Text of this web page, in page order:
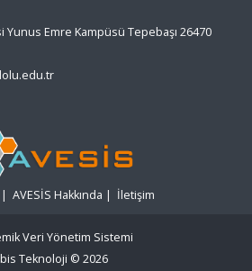
Emre Kampüsü Tepebaşı 26470
| AVESİS Hakkında | İletişim
Veri Yönetim Sistemi
Teknoloji © 2026